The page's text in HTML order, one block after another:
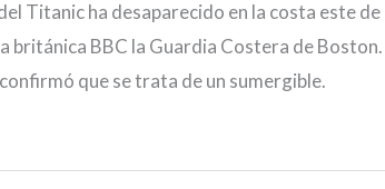
Titanic ha desaparecido en la costa este de
británica BBC la Guardia Costera de Boston.
que se trata de un sumergible.